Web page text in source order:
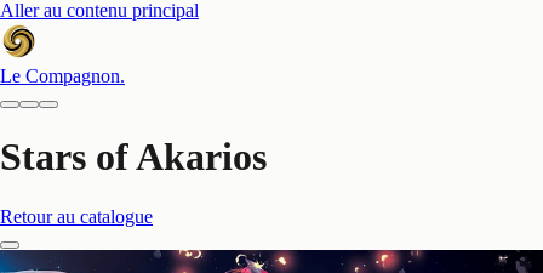
Aller au contenu principal
Le Compagnon.
Stars of Akarios
Retour au catalogue